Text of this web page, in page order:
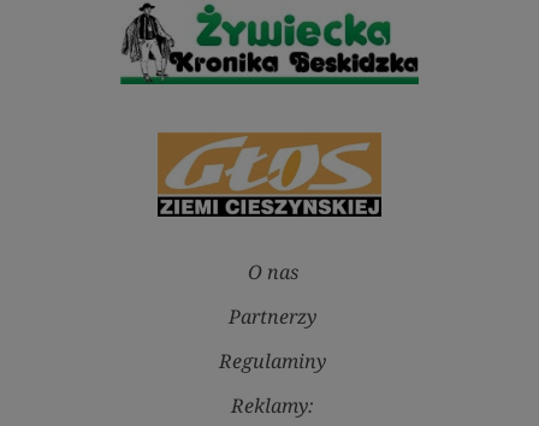
O nas
Partnerzy
Regulaminy
Reklamy: